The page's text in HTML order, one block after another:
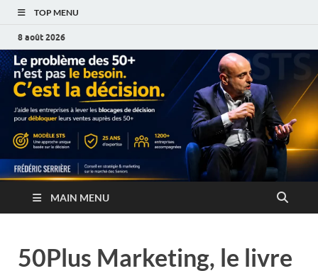
TOP MENU
8 août 2026
MAIN MENU
50Plus Marketing, le livre